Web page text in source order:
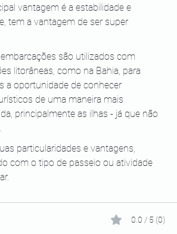
vantagem é a estabilidade e
tem a vantagem de ser super
são utilizados com
litorâneas, como na Bahia, para
a oportunidade de conhecer
de uma maneira mais
principalmente as ilhas - já que não
particularidades e vantagens,
com o tipo de passeio ou atividade
0.0 / 5 (0)